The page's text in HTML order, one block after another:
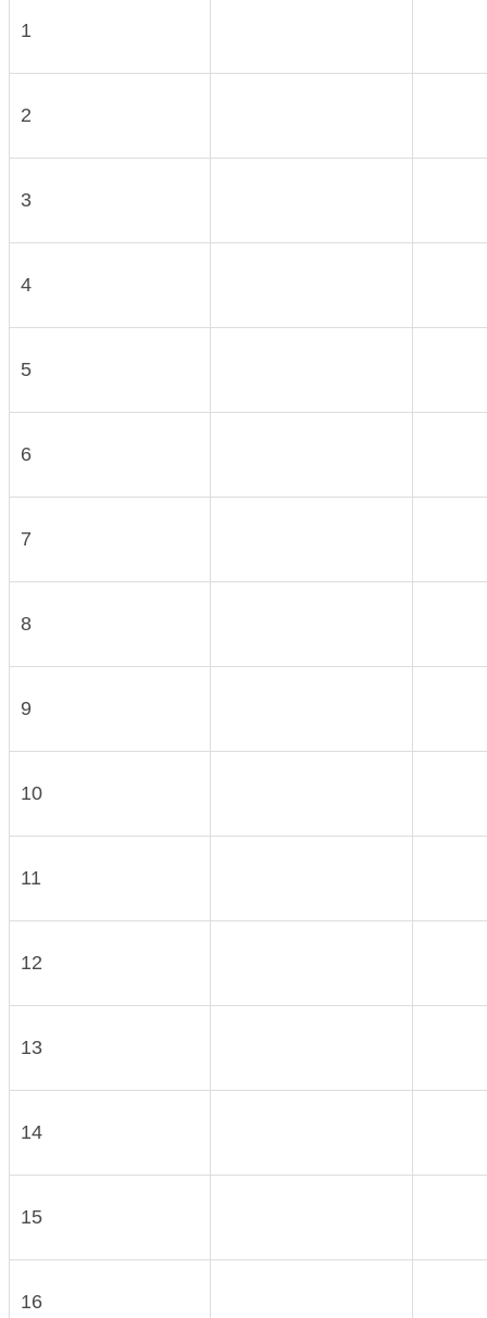
1
2
3
4
5
6
7
8
9
10
11
12
13
14
15
16